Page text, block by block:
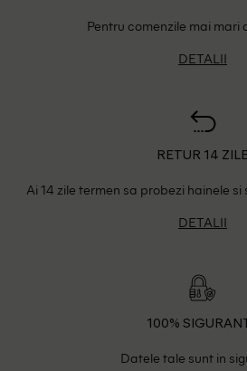
Pentru comenzile mai mari
DETALII
RETUR 14
Ai 14 zile termen sa probezi hainele
DETALII
100%
Datele tale sunt in